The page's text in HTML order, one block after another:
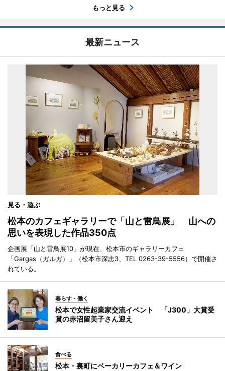
もっと見る
最新ニュース
見る・遊ぶ
松本のカフェギャラリーで「山と雷鳥展」 山への
思いを表現した作品350点
企画展「山と雷鳥展10」が現在、松本市のギャラリーカフェ
「Gargas（ガルガ）」（松本市深志3、TEL 0263-39-5556）で開催さ
れている。
暮らす・働く
松本で女性起業家交流イベント 「J300」大賞受
賞の赤沼留美子さん迎え
食べる
松本・裏町にベーカリーカフェ＆ワイン